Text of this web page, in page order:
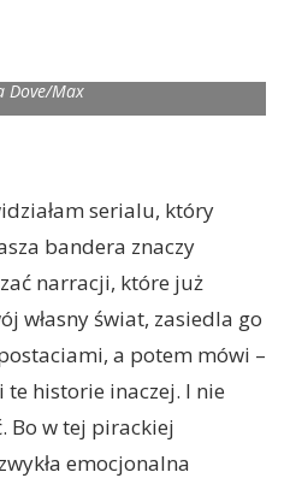
Dove/Max
serialu, który
bandera znaczy
narracji, które już
własny świat, zasiedla go
a potem mówi –
historie inaczej. I nie
Bo w tej pirackiej
emocjonalna